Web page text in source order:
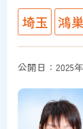
埼玉 鴻
公開日：2025